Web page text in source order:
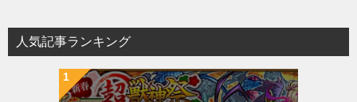
人気記事ランキング